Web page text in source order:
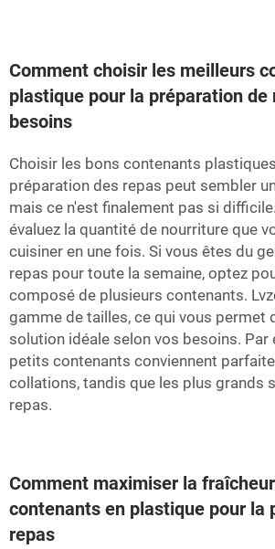
Comment choisir les meilleurs
plastique pour la préparation de
besoins
Choisir les bons contenants
préparation des repas peut sembler
mais ce n'est finalement pas si
évaluez la quantité de nourriture que
cuisiner en une fois. Si vous êtes du
repas pour toute la semaine, optez
composé de plusieurs contenants.
gamme de tailles, ce qui vous permet
solution idéale selon vos besoins. Par
petits contenants conviennent
collations, tandis que les plus grands
repas.
Comment maximiser la
contenants en plastique pour la
repas